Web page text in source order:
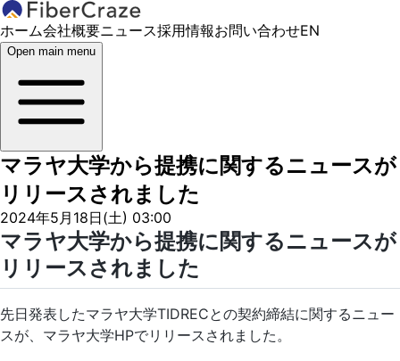
ホーム会社概要ニュース採用情報お問い合わせEN
Open main menu
マラヤ大学から提携に関するニュースが
リリースされました
2024年5月18日(土) 03:00
マラヤ大学から提携に関するニュースが
リリースされました
先日発表したマラヤ大学TIDRECとの契約締結に関するニュー
スが、マラヤ大学HPでリリースされました。